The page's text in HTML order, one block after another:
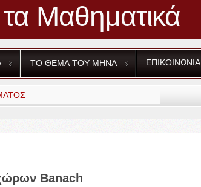
Μαθηματικά
ΤΟ ΘΕΜΑ ΤΟΥ ΜΗΝΑ ΕΠΙΚΟΙΝΩΝΙΑ
Banach